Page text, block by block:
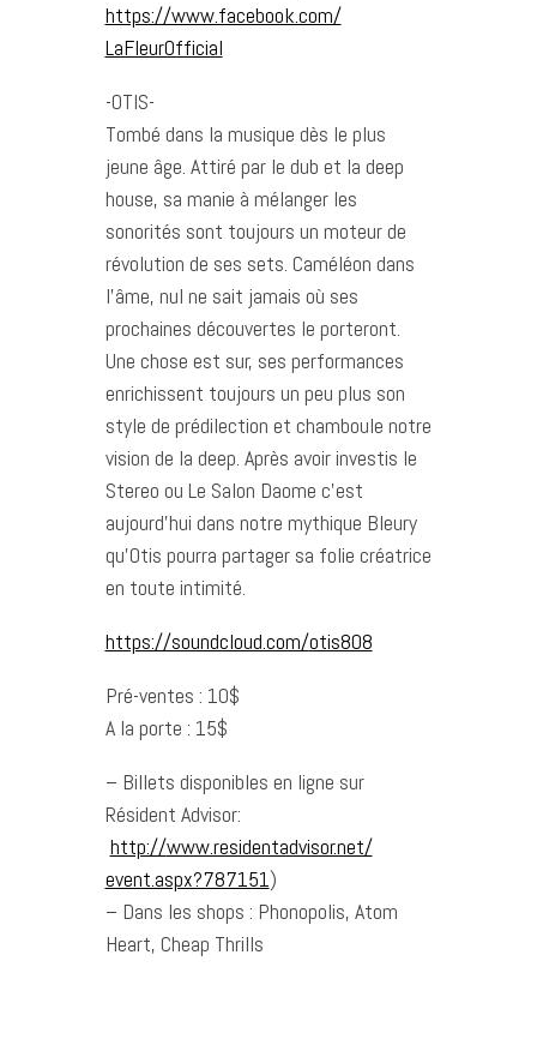
https://www.facebook.com/
LaFleurOfficial
-OTIS-
Tombé dans la musique dès le plus
jeune âge. Attiré par le dub et la deep
house, sa manie à mélanger les
sonorités sont toujours un moteur de
révolution de ses sets. Caméléon dans
l’âme, nul ne sait jamais où ses
prochaines découvertes le porteront.
Une chose est sur, ses performances
enrichissent toujours un peu plus son
style de prédilection et chamboule notre
vision de la deep. Après avoir investis le
Stereo ou Le Salon Daome c’est
aujourd’hui dans notre mythique Bleury
qu’Otis pourra partager sa folie créatrice
en toute intimité.
https://soundcloud.com/otis808
Pré-ventes : 10$
A la porte : 15$
– Billets disponibles en ligne sur
Résident Advisor:
http://www.residentadvisor.net/
event.aspx?787151)
– Dans les shops : Phonopolis, Atom
Heart, Cheap Thrills